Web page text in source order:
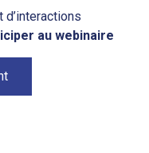
au webinaire